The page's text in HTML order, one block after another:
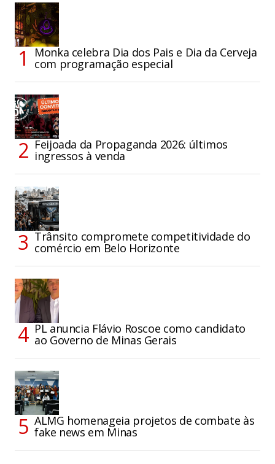
Monka celebra Dia dos Pais e Dia da Cerveja
com programação especial
Feijoada da Propaganda 2026: últimos
ingressos à venda
Trânsito compromete competitividade do
comércio em Belo Horizonte
PL anuncia Flávio Roscoe como candidato
ao Governo de Minas Gerais
ALMG homenageia projetos de combate às
fake news em Minas